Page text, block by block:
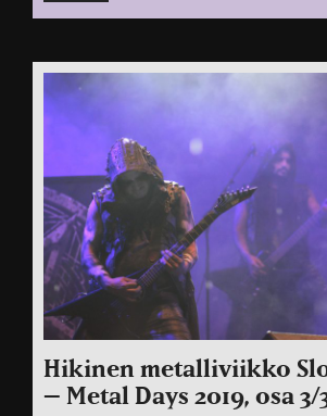
Hikinen metalliviikko
– Metal Days 2019, osa 3/